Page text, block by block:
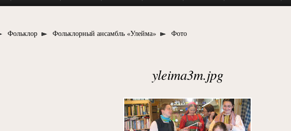
Фольклор Фольклорный ансамбль «Улейма» Фото
yleima3m.jpg